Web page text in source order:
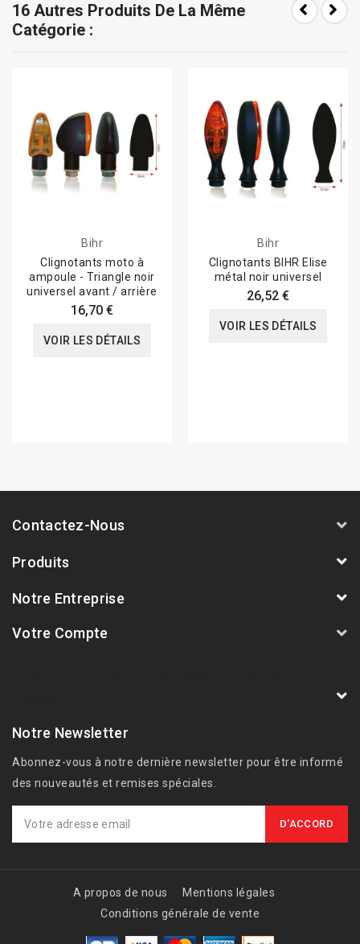
16 Autres Produits De La Même
Catégorie :
Bihr
Clignotants moto à
ampoule - Triangle noir
universel avant / arrière
16,70 €
VOIR LES DÉTAILS
Bihr
Clignotants BIHR Elise
métal noir universel
26,52 €
VOIR LES DÉTAILS
Contactez-Nous
Produits
Notre Entreprise
Votre Compte
Notre Newsletter
Abonnez-vous à notre dernière newsletter pour être informé
des nouveautés et remises spéciales.
A propos de nous
Mentions légales
Conditions générale de vente